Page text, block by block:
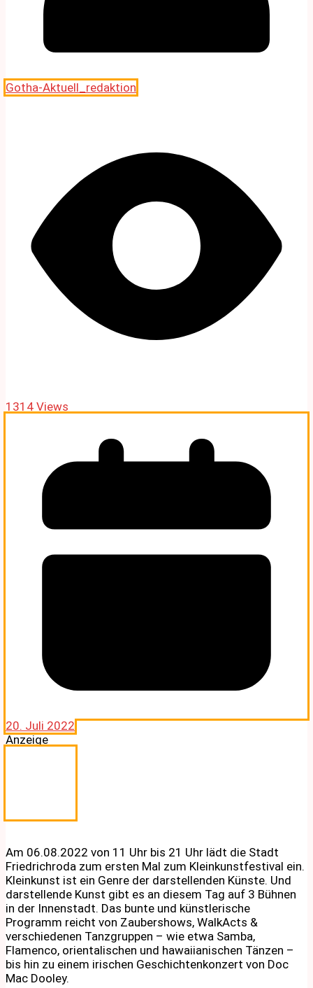
Gotha-Aktuell_redaktion
1314 Views
20. Juli 2022
Anzeige
Am 06.08.2022 von 11 Uhr bis 21 Uhr lädt die Stadt
Friedrichroda zum ersten Mal zum Kleinkunstfestival ein.
Kleinkunst ist ein Genre der darstellenden Künste. Und
darstellende Kunst gibt es an diesem Tag auf 3 Bühnen
in der Innenstadt. Das bunte und künstlerische
Programm reicht von Zaubershows, WalkActs &
verschiedenen Tanzgruppen – wie etwa Samba,
Flamenco, orientalischen und hawaiianischen Tänzen –
bis hin zu einem irischen Geschichtenkonzert von Doc
Mac Dooley.